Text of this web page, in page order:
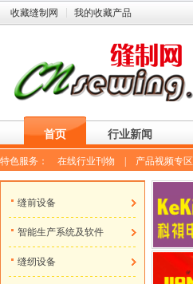
收藏缝制网 我的收藏产品
首页 行业新闻
特色服务： 在线行业刊物 产品视频专区
缝前设备
智能生产系统及软件
缝纫设备